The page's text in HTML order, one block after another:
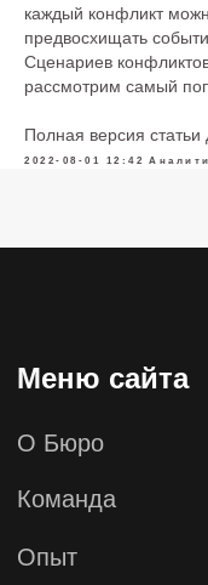
каждый конфликт
предвосхищать
Сценариев
рассмотрим самый
Полная версия статьи
2022-08-01 12:42
О Бюро
Команда
Новости Бюро
Мероприятия